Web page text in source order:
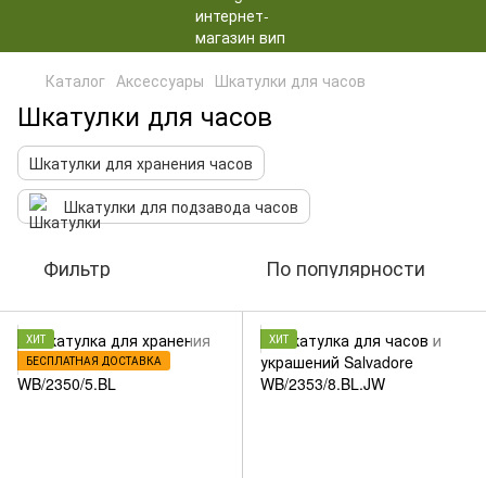
Каталог Аксессуары Шкатулки для часов
Шкатулки для часов
Шкатулки для хранения часов
Шкатулки для подзавода часов
Фильтр По популярности
ХИТ
БЕСПЛАТНАЯ ДОСТАВКА
ХИТ